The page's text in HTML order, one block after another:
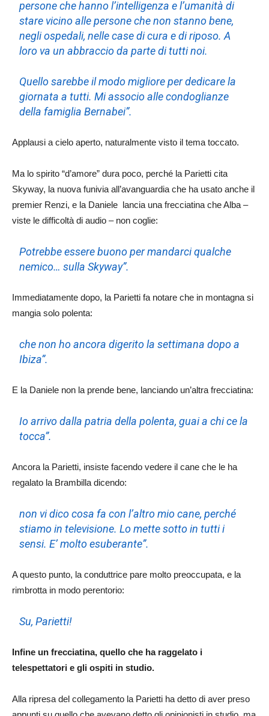
persone che hanno l’intelligenza e l’umanità di
stare vicino alle persone che non stanno bene,
negli ospedali, nelle case di cura e di riposo. A
loro va un abbraccio da parte di tutti noi.
Quello sarebbe il modo migliore per dedicare la
giornata a tutti. Mi associo alle condoglianze
della famiglia Bernabei”.
Applausi a cielo aperto, naturalmente visto il tema toccato.
Ma lo spirito “d’amore” dura poco, perché la Parietti cita
Skyway, la nuova funivia all’avanguardia che ha usato anche il
premier Renzi, e la Daniele lancia una frecciatina che Alba –
viste le difficoltà di audio – non coglie:
Potrebbe essere buono per mandarci qualche
nemico… sulla Skyway”.
Immediatamente dopo, la Parietti fa notare che in montagna si
mangia solo polenta:
che non ho ancora digerito la settimana dopo a
Ibiza”.
E la Daniele non la prende bene, lanciando un’altra frecciatina:
Io arrivo dalla patria della polenta, guai a chi ce la
tocca”.
Ancora la Parietti, insiste facendo vedere il cane che le ha
regalato la Brambilla dicendo:
non vi dico cosa fa con l’altro mio cane, perché
stiamo in televisione. Lo mette sotto in tutti i
sensi. E’ molto esuberante”.
A questo punto, la conduttrice pare molto preoccupata, e la
rimbrotta in modo perentorio:
Su, Parietti!
Infine un frecciatina, quello che ha raggelato i
telespettatori e gli ospiti in studio.
Alla ripresa del collegamento la Parietti ha detto di aver preso